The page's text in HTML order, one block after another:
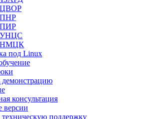
ЦВОР
ПНР
ПИР
УНЦС
НМЦК
под Linux
демонстрацию
консультация
версии
техническую поддержку